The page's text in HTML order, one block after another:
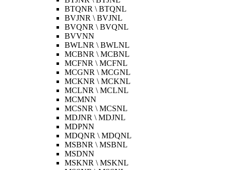
BTQNR \ BTQNL
BVJNR \ BVJNL
BVQNR \ BVQNL
BVVNN
BWLNR \ BWLNL
MCBNR \ MCBNL
MCFNR \ MCFNL
MCGNR \ MCGNL
MCKNR \ MCKNL
MCLNR \ MCLNL
MCMNN
MCSNR \ MCSNL
MDJNR \ MDJNL
MDPNN
MDQNR \ MDQNL
MSBNR \ MSBNL
MSDNN
MSKNR \ MSKNL